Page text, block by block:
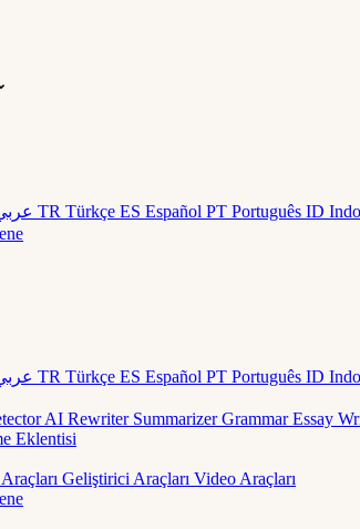
TR Türkçe ES Español PT Português ID
TR Türkçe ES Español PT Português ID
AI Rewriter SummarizerGrammarEssay
Eklentisi
Geliştirici Araçları Video Araçları